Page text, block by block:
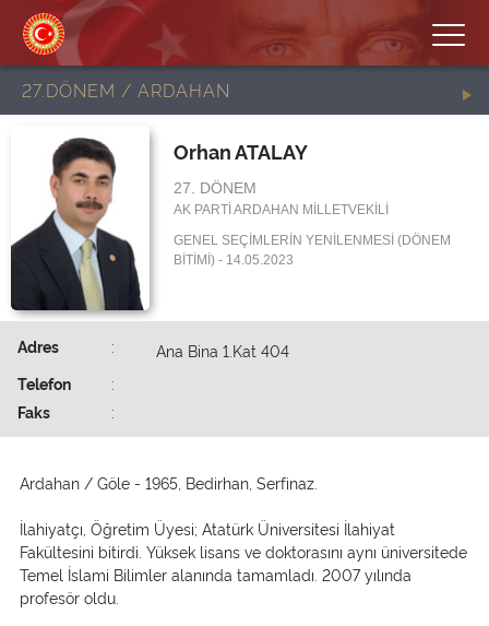
27.DÖNEM / ARDAHAN
Orhan ATALAY
27. DÖNEM
AK PARTİ ARDAHAN MİLLETVEKİLİ
GENEL SEÇİMLERİN YENİLENMESİ (DÖNEM
BİTİMİ) - 14.05.2023
Adres :
Ana Bina 1.Kat 404
Telefon
:
Faks
:
Ardahan / Göle - 1965, Bedirhan, Serfinaz.
İlahiyatçı, Öğretim Üyesi; Atatürk Üniversitesi İlahiyat
Fakültesini bitirdi. Yüksek lisans ve doktorasını aynı üniversitede
Temel İslami Bilimler alanında tamamladı. 2007 yılında
profesör oldu.